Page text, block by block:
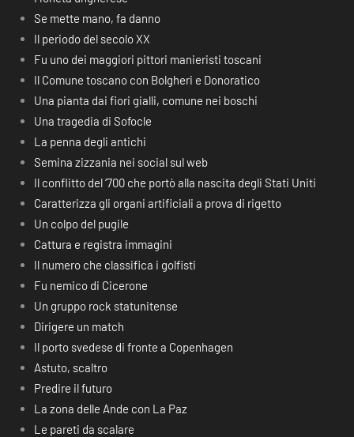
Se mette mano, fa danno
Il periodo del secolo XX
Fu uno dei maggiori pittori manieristi toscani
Il Comune toscano con Bolgheri e Donoratico
Una pianta dai fiori gialli, comune nei boschi
Una tragedia di Sofocle
La penna degli antichi
Semina zizzania nei social sul web
Il conflitto del ‘700 che portò alla nascita degli Stati Uniti
Caratterizza gli organi artificiali a prova di rigetto
Un colpo del pugile
Cattura e registra immagini
Il numero che classifica i golfisti
Fu nemico di Cicerone
Un gruppo rock statunitense
Dirigere un match
Il porto svedese di fronte a Copenhagen
Astuto, scaltro
Predire il futuro
La zona delle Ande con La Paz
Le pareti da scalare